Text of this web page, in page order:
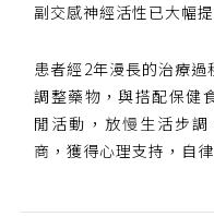
副交感神經活性已大幅
患者經2年漫長的治療
調整藥物，與搭配保健
閒活動，放慢生活步
商，獲得心理支持，自